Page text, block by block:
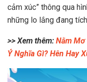
cảm xúc” thông qua
những lo lắng đang
>> Xem thêm: Nằm
Ý Nghĩa Gì? Hên Hay